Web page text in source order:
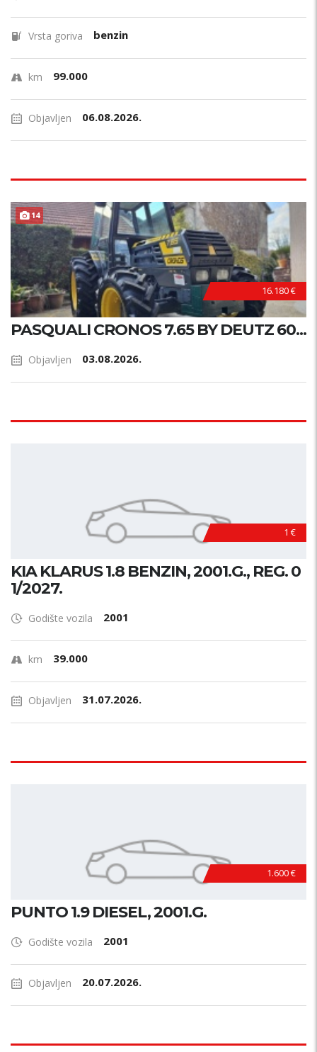
Vrsta goriva benzin
km 99.000
Objavljen 06.08.2026.
14
16.180 €
PASQUALI CRONOS 7.65 BY DEUTZ 60...
Objavljen 03.08.2026.
1 €
KIA KLARUS 1.8 BENZIN, 2001.G., REG. 0
1/2027.
Godište vozila 2001
km 39.000
Objavljen 31.07.2026.
1.600 €
PUNTO 1.9 DIESEL, 2001.G.
Godište vozila 2001
Objavljen 20.07.2026.